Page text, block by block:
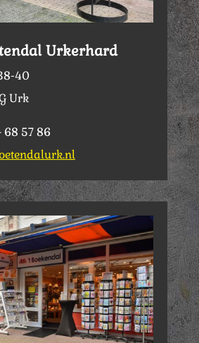
Urkerhard
40
Urk
68 57 86